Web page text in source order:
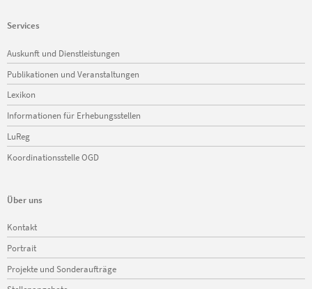
Services
Navigation
überspringen
Auskunft und Dienstleistungen
Publikationen und Veranstaltungen
Lexikon
Informationen für Erhebungsstellen
LuReg
Koordinationsstelle OGD
Über uns
Navigation
überspringen
Kontakt
Portrait
Projekte und Sonderaufträge